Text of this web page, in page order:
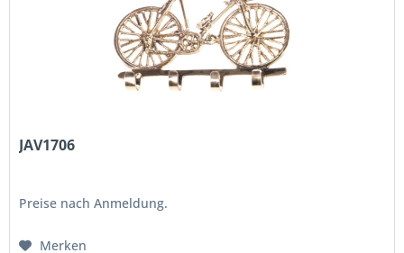
JAV1706
Preise nach Anmeldung.
Merken